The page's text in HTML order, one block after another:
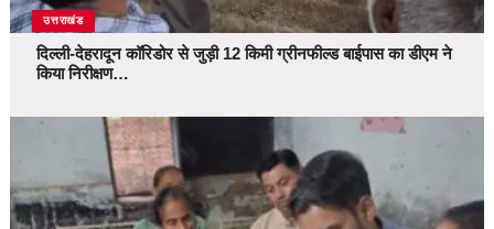
उत्तराखंड
दिल्ली-देहरादून कॉरिडोर से जुड़ी 12 किमी ग्रीनफील्ड बाईपास का डीएम ने
किया निरीक्षण…